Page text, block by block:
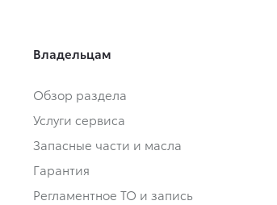
Владельцам
Обзор раздела
Услуги сервиса
Запасные части и масла
Гарантия
Регламентное ТО и запись